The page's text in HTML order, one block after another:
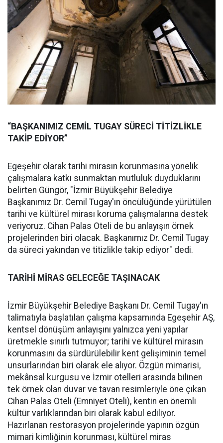
“BAŞKANIMIZ CEMİL TUGAY SÜRECİ TİTİZLİKLE
TAKİP EDİYOR”
Egeşehir olarak tarihi mirasın korunmasına yönelik
çalışmalara katkı sunmaktan mutluluk duyduklarını
belirten Güngör, "İzmir Büyükşehir Belediye
Başkanımız Dr. Cemil Tugay'ın öncülüğünde yürütülen
tarihi ve kültürel mirası koruma çalışmalarına destek
veriyoruz. Cihan Palas Oteli de bu anlayışın örnek
projelerinden biri olacak. Başkanımız Dr. Cemil Tugay
da süreci yakından ve titizlikle takip ediyor" dedi.
TARİHİ MİRAS GELECEĞE TAŞINACAK
İzmir Büyükşehir Belediye Başkanı Dr. Cemil Tugay'ın
talimatıyla başlatılan çalışma kapsamında Egeşehir AŞ,
kentsel dönüşüm anlayışını yalnızca yeni yapılar
üretmekle sınırlı tutmuyor; tarihi ve kültürel mirasın
korunmasını da sürdürülebilir kent gelişiminin temel
unsurlarından biri olarak ele alıyor. Özgün mimarisi,
mekânsal kurgusu ve İzmir otelleri arasında bilinen
tek örnek olan duvar ve tavan resimleriyle öne çıkan
Cihan Palas Oteli (Emniyet Oteli), kentin en önemli
kültür varlıklarından biri olarak kabul ediliyor.
Hazırlanan restorasyon projelerinde yapının özgün
mimari kimliğinin korunması, kültürel miras